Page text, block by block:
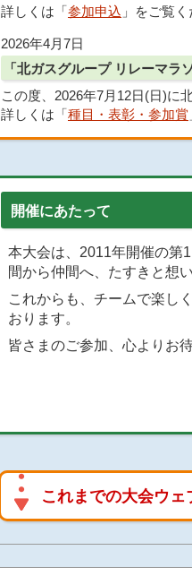
詳しくは「参加申込 」をご覧く
2026年4月7日
「北ガスグループ リレーマラ
この度、2026年7月12日(日)に
詳しくは「種目・表彰・参加賞
開催にあたって
本大会は、2011年開催の第
間から仲間へ、たすきと想
これからも、チームで楽し
おります。
皆さまのご参加、心よりお
これまでの大会ウェ